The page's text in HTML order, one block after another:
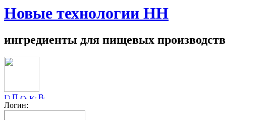
Новые технологии НН
ингредиенты для пищевых производств
Логин: